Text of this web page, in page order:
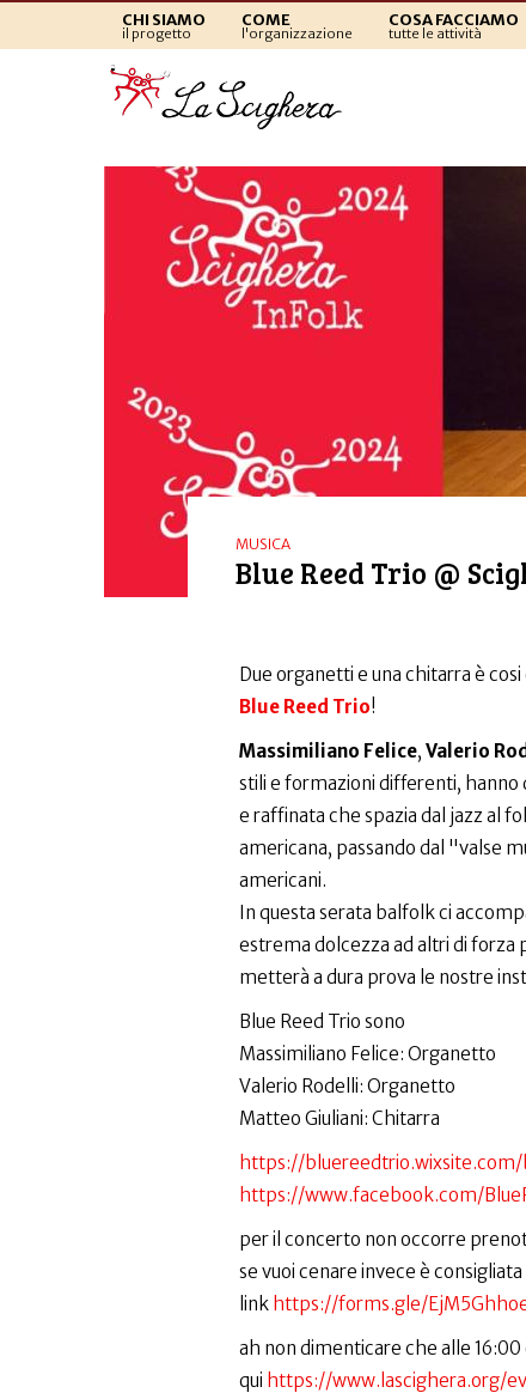
CHI SIAMO
il progetto
COME
l'organizzazione
COSA FACCIAMO
tutte le attività
MUSICA
Blue Reed Trio @
Due organetti e una chitarra è
Blue Reed Trio!
Massimiliano Felice, Valerio
stili e formazioni differenti, hanno
e raffinata che spazia dal jazz al
americana, passando dal "valse
americani.
In questa serata balfolk ci
estrema dolcezza ad altri di
metterà a dura prova le nostre
Blue Reed Trio sono
Massimiliano Felice: Organetto
Valerio Rodelli: Organetto
Matteo Giuliani: Chitarra
https://bluereedtrio.wixsite.com/
https://www.facebook.com/
per il concerto non occorre
se vuoi cenare invece è
link https://forms.gle/
ah non dimenticare che alle
qui https://www.lascighera.org/